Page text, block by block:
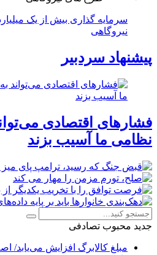
سرمایه گذاری بیش از یک
نیروگاهی
پیشنهاد سردبیر
فشارهای اقتصادی
نظامی ما آسیب بزند
جدید محبوب تصادفی
مبلغ کالابرگ افزایش می‌یابد/